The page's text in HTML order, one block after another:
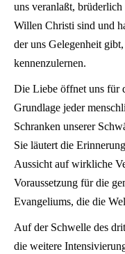
uns veranlaßt,
Willen Christi sind und
der uns Gelegenheit
kennenzulernen.
Die Liebe öffnet uns für
Grundlage jeder
Schranken unserer
Sie läutert die
Aussicht auf wirkliche
Voraussetzung für die
Evangeliums, die die
Auf der Schwelle des
die weitere